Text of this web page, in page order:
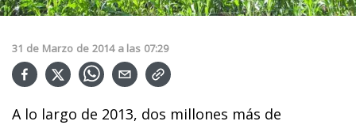
31 de Marzo de 2014 a las 07:29
A lo largo de 2013, dos millones más de